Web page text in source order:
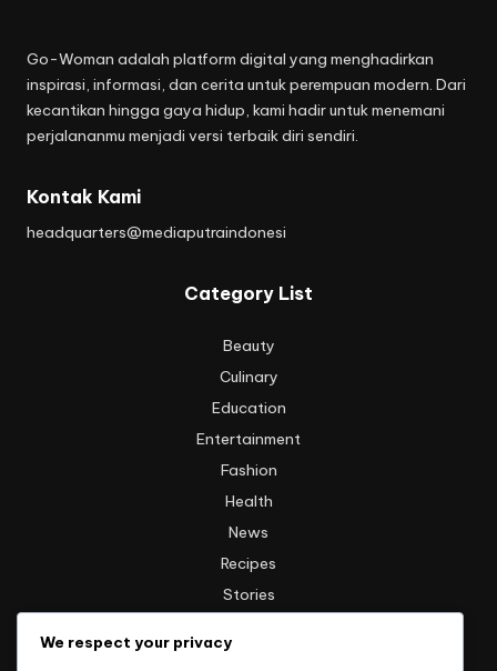
Go-Woman adalah platform digital yang menghadirkan
inspirasi, informasi, dan cerita untuk perempuan modern. Dari
kecantikan hingga gaya hidup, kami hadir untuk menemani
perjalananmu menjadi versi terbaik diri sendiri.
Kontak Kami
headquarters@mediaputraindonesi
Category List
Beauty
Culinary
Education
Entertainment
Fashion
Health
News
Recipes
Stories
Travel
We respect your privacy